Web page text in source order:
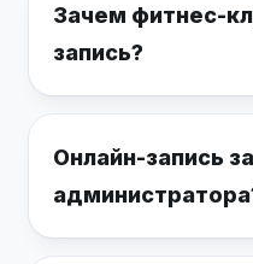
Зачем фитнес-
запись?
Онлайн-запись